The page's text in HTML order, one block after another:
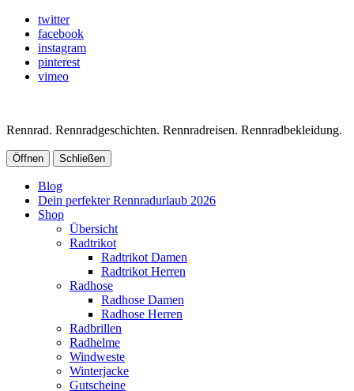
twitter
facebook
instagram
pinterest
vimeo
Rennrad. Rennradgeschichten. Rennradreisen. Rennradbekleidung.
Öffnen Schließen
Blog
Dein perfekter Rennradurlaub 2026
Shop
Übersicht
Radtrikot
Radtrikot Damen
Radtrikot Herren
Radhose
Radhose Damen
Radhose Herren
Radbrillen
Radhelme
Windweste
Winterjacke
Gutscheine